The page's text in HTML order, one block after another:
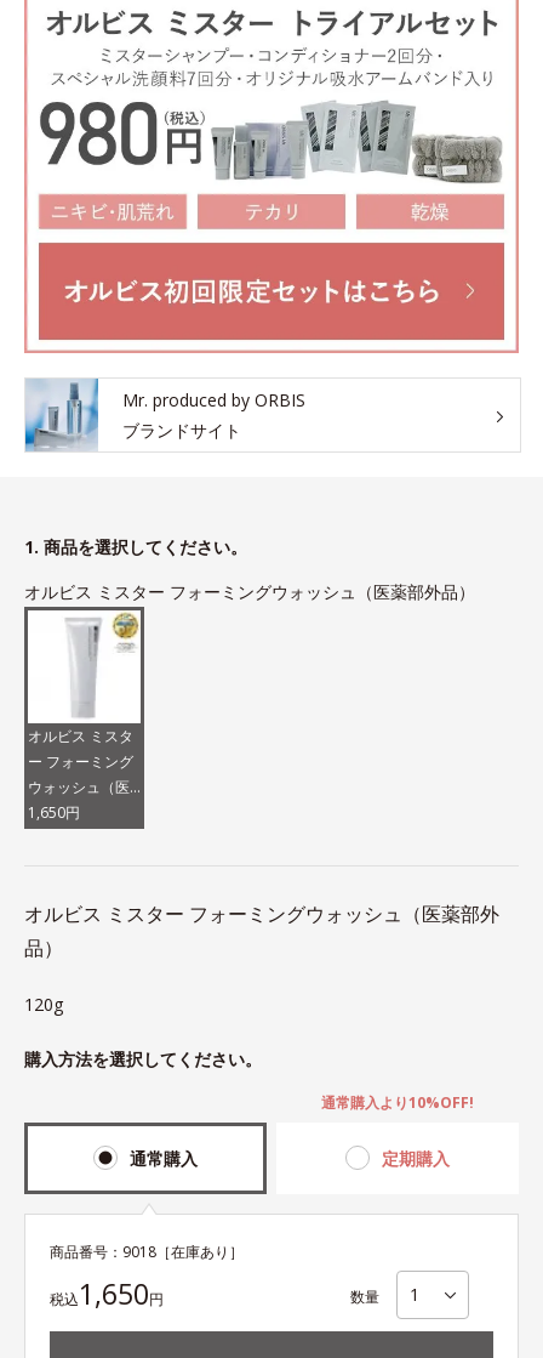
Mr. produced by ORBIS
ブランドサイト
1. 商品を選択してください。
オルビス ミスター フォーミングウォッシュ（医薬部外品）
オルビス ミスタ
ー フォーミング
ウォッシュ（医
薬部外品）
1,650円
オルビス ミスター フォーミングウォッシュ（医薬部外
品）
120g
購入方法を選択してください。
通常購入 定期購入
通常購入より10%OFF!
商品番号： 9018 ［在庫あり］
税込1,650円 数量